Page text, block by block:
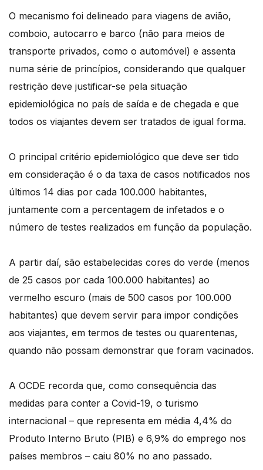
O mecanismo foi delineado para viagens de avião,
comboio, autocarro e barco (não para meios de
transporte privados, como o automóvel) e assenta
numa série de princípios, considerando que qualquer
restrição deve justificar-se pela situação
epidemiológica no país de saída e de chegada e que
todos os viajantes devem ser tratados de igual forma.
O principal critério epidemiológico que deve ser tido
em consideração é o da taxa de casos notificados nos
últimos 14 dias por cada 100.000 habitantes,
juntamente com a percentagem de infetados e o
número de testes realizados em função da população.
A partir daí, são estabelecidas cores do verde (menos
de 25 casos por cada 100.000 habitantes) ao
vermelho escuro (mais de 500 casos por 100.000
habitantes) que devem servir para impor condições
aos viajantes, em termos de testes ou quarentenas,
quando não possam demonstrar que foram vacinados.
A OCDE recorda que, como consequência das
medidas para conter a Covid-19, o turismo
internacional – que representa em média 4,4% do
Produto Interno Bruto (PIB) e 6,9% do emprego nos
países membros – caiu 80% no ano passado.